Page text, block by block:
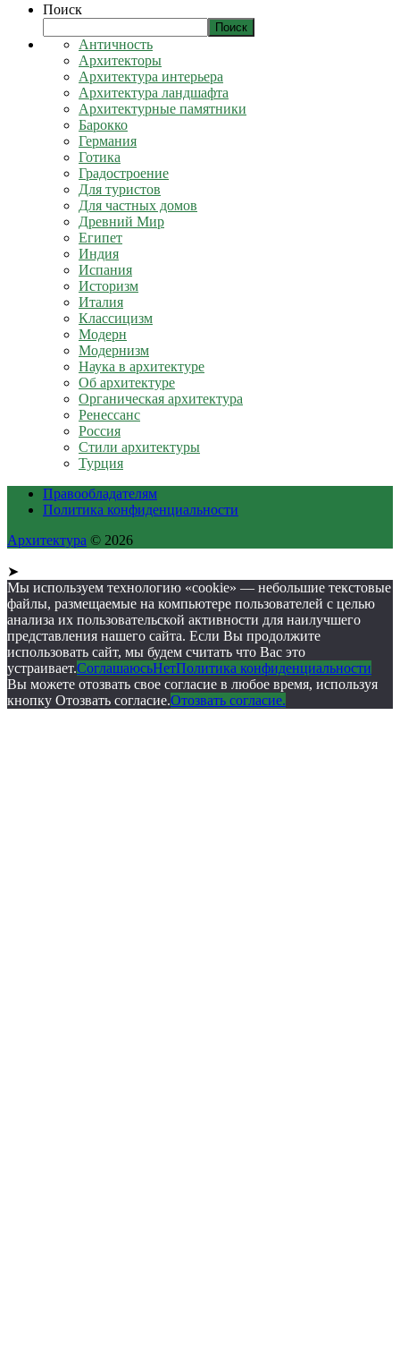
Поиск
Поиск
Античность
Архитекторы
Архитектура интерьера
Архитектура ландшафта
Архитектурные памятники
Барокко
Германия
Готика
Градостроение
Для туристов
Для частных домов
Древний Мир
Египет
Индия
Испания
Историзм
Италия
Классицизм
Модерн
Модернизм
Наука в архитектуре
Об архитектуре
Органическая архитектура
Ренессанс
Россия
Стили архитектуры
Турция
Правообладателям
Политика конфиденциальности
Архитектура © 2026
➤
Мы используем технологию «cookie» — небольшие текстовые
файлы, размещаемые на компьютере пользователей с целью
анализа их пользовательской активности для наилучшего
представления нашего сайта. Если Вы продолжите
использовать сайт, мы будем считать что Вас это
устраивает.СоглашаюсьНетПолитика конфиденциальности
Вы можете отозвать свое согласие в любое время, используя
кнопку Отозвать согласие.Отозвать согласие.